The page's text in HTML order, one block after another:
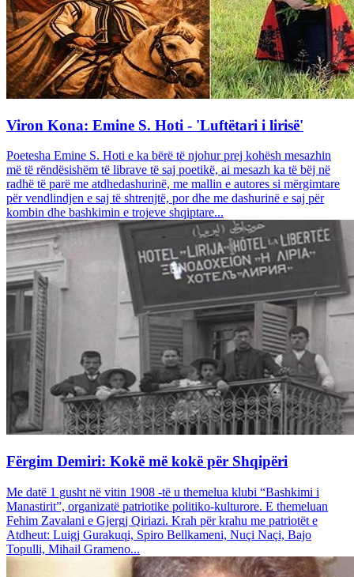
Viron Kona: Emine S. Hoti - 'Luftëtari i lirisë'
Poetesha Emine S. Hoti e ka bërë të njohur prej kohësh mesazhin
më të rëndësishëm të librave të saj poetikë, ai mesazh ka të bëj në
radhë të parë me atdhedashurinë, me mallin e autores si mërgimtare
për vendlindjen e saj të shtrenjtë, por dhe me dashurinë e saj për
kombin dhe bashkimin e trojeve shqiptare...
Fërgim Demiri: Kokë më kokë për Shqipëri
Me datë 1 gusht në vitin 1908 -të u themelua klubi “Bashkimi i
Manastirit”, organizatë patriotike politiko-kulturore. E themeluan
Fehim Zavalani e Gjergj Qiriazi. Krah për krahu me patriotët e
Atdheut: Luigj Gurakuqi, Spiro Bellkameni, Nuçi Naçi, Bajo
Topulli, Mihail Grameno...